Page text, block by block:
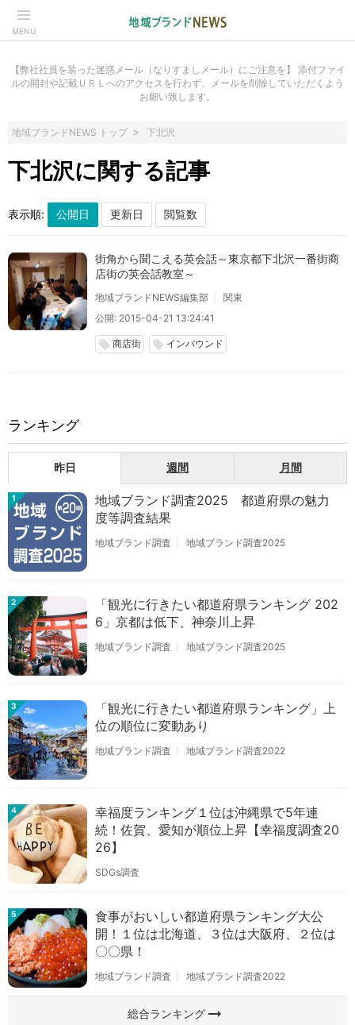
MENU
【弊社社員を装った迷惑メール（なりすましメール）にご注意を】 添付ファイ
ルの開封や記載ＵＲＬへのアクセスを行わず、メールを削除していただくよう
お願い致します。
地域ブランドNEWS トップ 下北沢
下北沢に関する記事
表示順:
街角から聞こえる英会話～東京都下北沢一番街商
店街の英会話教室～
地域ブランドNEWS編集部
関東
公開: 2015-04-21 13:24:41
local_offer 商店街 local_offer インバウンド
ランキング
昨日 週間 月間
1
地域ブランド調査2025 都道府県の魅力
度等調査結果
地域ブランド調査 地域ブランド調査2025
2
「観光に行きたい都道府県ランキング 202
6」京都は低下、神奈川上昇
地域ブランド調査 地域ブランド調査2025
3
「観光に行きたい都道府県ランキング」上
位の順位に変動あり
地域ブランド調査 地域ブランド調査2022
4
幸福度ランキング１位は沖縄県で5年連
続！佐賀、愛知が順位上昇【幸福度調査20
26】
SDGs調査
5
食事がおいしい都道府県ランキング大公
開！１位は北海道、３位は大阪府、２位は
〇〇県！
地域ブランド調査 地域ブランド調査2022
総合ランキングarrow_right_alt